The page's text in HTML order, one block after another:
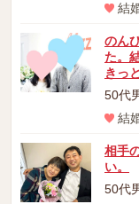
結
のん
た。
きっ
50代
結
相手
い。
50代